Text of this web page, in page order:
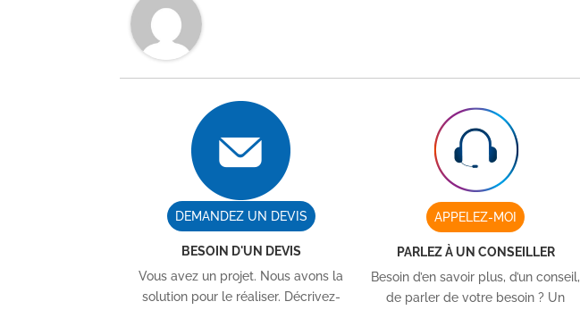
DEMANDEZ UN DEVIS
BESOIN D'UN DEVIS
Vous avez un projet. Nous avons la
solution pour le réaliser. Décrivez-
APPELEZ-MOI
PARLEZ À UN CONSEILLER
Besoin d’en savoir plus, d’un conseil,
de parler de votre besoin ? Un